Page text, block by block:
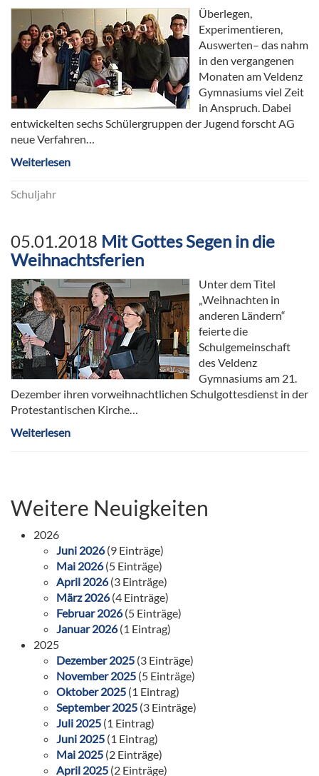
Überlegen,
Experimentieren,
Auswerten– das nahm
in den vergangenen
Monaten am Veldenz
Gymnasiums viel Zeit
in Anspruch. Dabei
entwickelten sechs Schülergruppen der Jugend forscht AG
neue Verfahren…
Weiterlesen
Schuljahr
05.01.2018 Mit Gottes Segen in die
Weihnachtsferien
Unter dem Titel
„Weihnachten in
anderen Ländern“
feierte die
Schulgemeinschaft
des Veldenz
Gymnasiums am 21.
Dezember ihren vorweihnachtlichen Schulgottesdienst in der
Protestantischen Kirche…
Weiterlesen
Weitere Neuigkeiten
2026
Juni 2026(9 Einträge)
Mai 2026(5 Einträge)
April 2026(3 Einträge)
März 2026(4 Einträge)
Februar 2026(5 Einträge)
Januar 2026(1 Eintrag)
2025
Dezember 2025 (3 Einträge)
November 2025 (5 Einträge)
Oktober 2025 (1 Eintrag)
September 2025 (3 Einträge)
Juli 2025 (1 Eintrag)
Juni 2025 (1 Eintrag)
Mai 2025 (2 Einträge)
April 2025 (2 Einträge)